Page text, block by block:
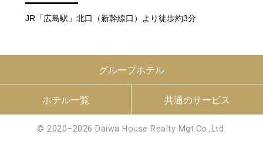
JR「広島駅」北口（新幹線口）より徒歩約3分
グループホテル
ホテル一覧 共通のサービス
© 2020–2026 Daiwa House Realty Mgt.Co.,Ltd.